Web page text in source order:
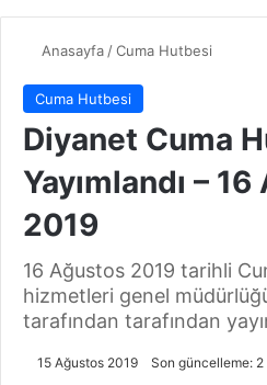
Anasayfa /Cuma Hutbesi
Cuma Hutbesi
Diyanet Cuma
Yayımlandı –
2019
16 Ağustos 2019 tarihli
hizmetleri genel
tarafından tarafından
15 Ağustos 2019 Son güncelleme: 2